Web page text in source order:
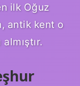
ilk Oğuz
antik kent o